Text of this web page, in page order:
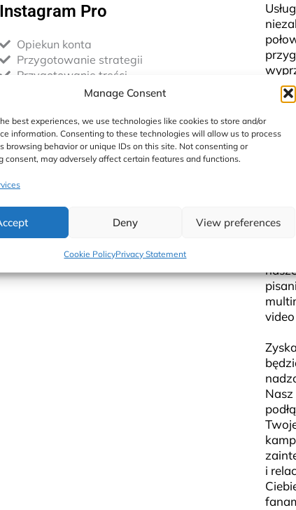
Manage Consent
best experiences, we use technologies like cookies to store and/or
information. Consenting to these technologies will allow us to process
browsing behavior or unique IDs on this site. Not consenting or
consent, may adversely affect certain features and functions.
Deny View preferences
Cookie PolicyPrivacy Statement
Instagram Pro
Opiekun konta
Przygotowanie strategii
Przygotowanie treści
Publikacja postów – max. 4 tygodniowo
Integracja strony firmowej z IG
Relacje z wydarzeń
Przygotowanie grafik
Budżet reklamowy IG Ads*
Komunikacja w komentarzach
1 i
z
W
i